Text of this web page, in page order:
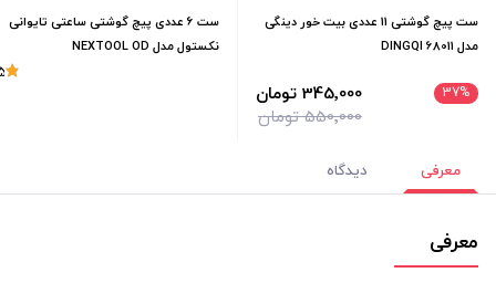
ست پیچ گوشتی 11 عددی بیت خور دینگی
مدل 68011 DINGQI
37%
550٬000 تومان
345٬000 تومان
ست ۶ عددی پیچ گوشتی ساعتی تایوانی
نکستول مدل NEXTOOL OD
معرفی دیدگاه
معرفی